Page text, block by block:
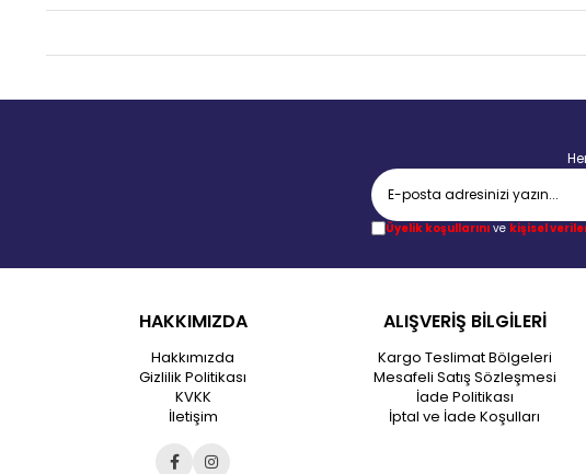
Üyelik koşullarınıve kişisel
HAKKIMIZDA
Hakkımızda
Gizlilik Politikası
KVKK
İletişim
ALIŞVERİŞ BİLGİLERİ
Kargo Teslimat Bölgeleri
Mesafeli Satış Sözleşmesi
İade Politikası
İptal ve İade Koşulları